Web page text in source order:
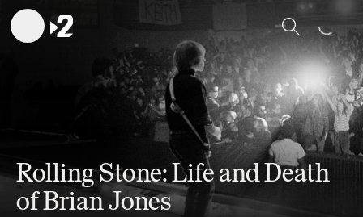
Sök
Rolling Stone: Life and Death
of Brian Jones